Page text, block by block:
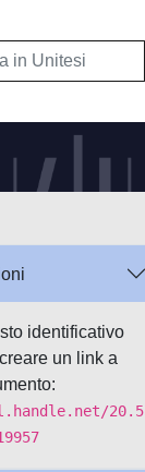
identificativo
un link a
20.5